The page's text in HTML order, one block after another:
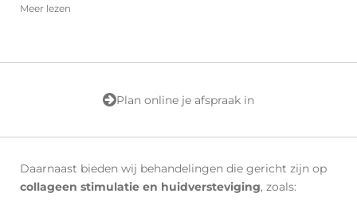
Meer lezen
Plan online je afspraak in
Daarnaast bieden wij behandelingen die gericht zijn op
collageen stimulatie en huidversteviging, zoals: